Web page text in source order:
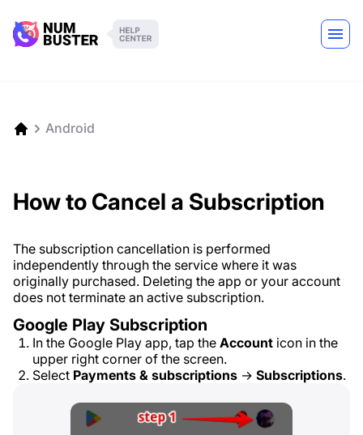
Android
How to Cancel a Subscription
The subscription cancellation is performed
independently through the service where it was
originally purchased. Deleting the app or your account
does not terminate an active subscription.
Google Play Subscription
In the Google Play app, tap the Account icon in the
upper right corner of the screen.
Select Payments & subscriptions → Subscriptions.